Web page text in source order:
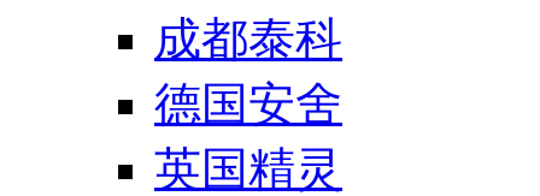
成都泰科
德国安舍
英国精灵